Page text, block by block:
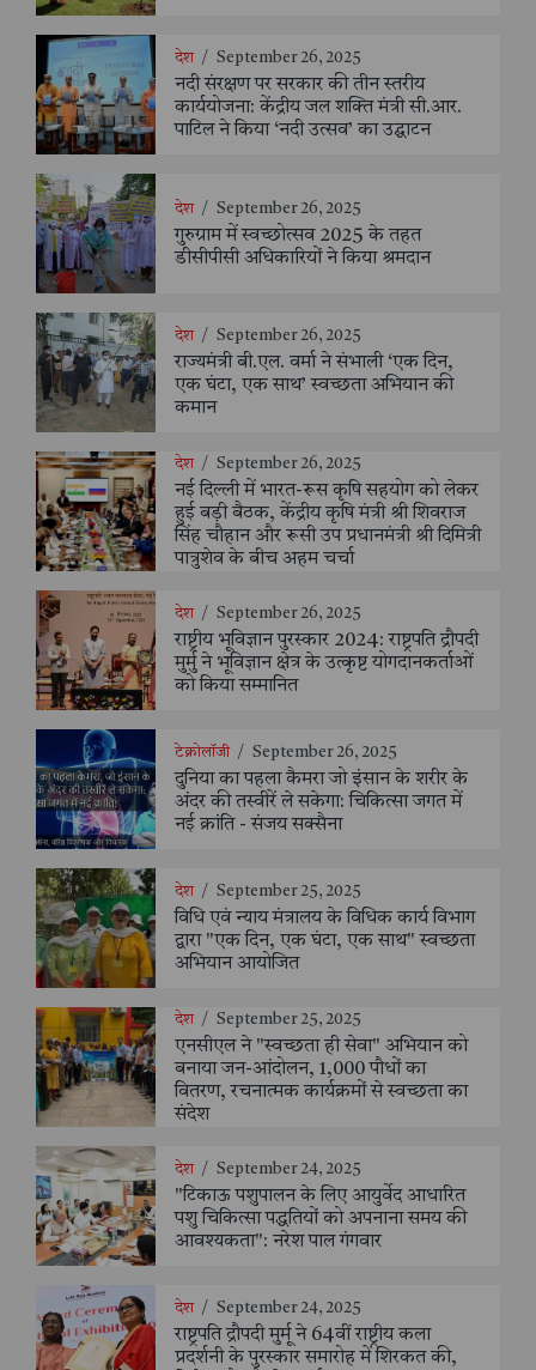
देश / September 26, 2025
नदी संरक्षण पर सरकार की तीन स्तरीय
कार्ययोजना: केंद्रीय जल शक्ति मंत्री सी.आर.
पाटिल ने किया ‘नदी उत्सव’ का उद्घाटन
देश / September 26, 2025
गुरुग्राम में स्वच्छोत्सव 2025 के तहत
डीसीपीसी अधिकारियों ने किया श्रमदान
देश / September 26, 2025
राज्यमंत्री बी.एल. वर्मा ने संभाली ‘एक दिन,
एक घंटा, एक साथ’ स्वच्छता अभियान की
कमान
देश / September 26, 2025
नई दिल्ली में भारत-रूस कृषि सहयोग को लेकर
हुई बड़ी बैठक, केंद्रीय कृषि मंत्री श्री शिवराज
सिंह चौहान और रूसी उप प्रधानमंत्री श्री दिमित्री
पात्रुशेव के बीच अहम चर्चा
देश / September 26, 2025
राष्ट्रीय भूविज्ञान पुरस्कार 2024: राष्ट्रपति द्रौपदी
मुर्मु ने भूविज्ञान क्षेत्र के उत्कृष्ट योगदानकर्ताओं
को किया सम्मानित
टेक्नोलॉजी / September 26, 2025
दुनिया का पहला कैमरा जो इंसान के शरीर के
अंदर की तस्वीरें ले सकेगा: चिकित्सा जगत में
नई क्रांति - संजय सक्सैना
देश / September 25, 2025
विधि एवं न्याय मंत्रालय के विधिक कार्य विभाग
द्वारा "एक दिन, एक घंटा, एक साथ" स्वच्छता
अभियान आयोजित
देश / September 25, 2025
एनसीएल ने "स्वच्छता ही सेवा" अभियान को
बनाया जन-आंदोलन, 1,000 पौधों का
वितरण, रचनात्मक कार्यक्रमों से स्वच्छता का
संदेश
देश / September 24, 2025
"टिकाऊ पशुपालन के लिए आयुर्वेद आधारित
पशु चिकित्सा पद्धतियों को अपनाना समय की
आवश्यकता": नरेश पाल गंगवार
देश / September 24, 2025
राष्ट्रपति द्रौपदी मुर्मू ने 64वीं राष्ट्रीय कला
प्रदर्शनी के पुरस्कार समारोह में शिरकत की,